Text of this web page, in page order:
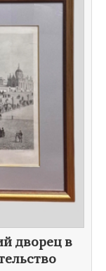
дворец в